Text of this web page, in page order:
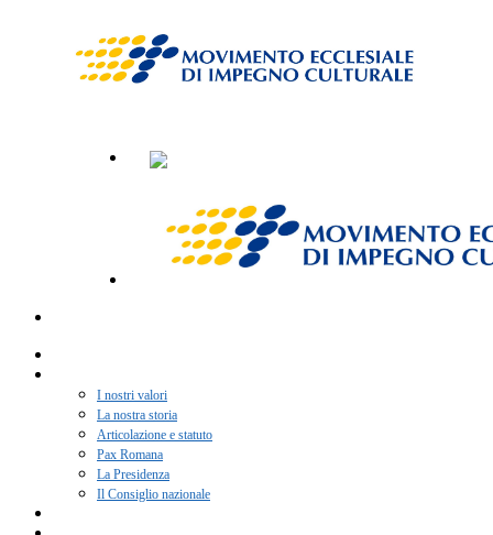
I nostri valori
La nostra storia
Articolazione e statuto
Pax Romana
La Presidenza
Il Consiglio nazionale